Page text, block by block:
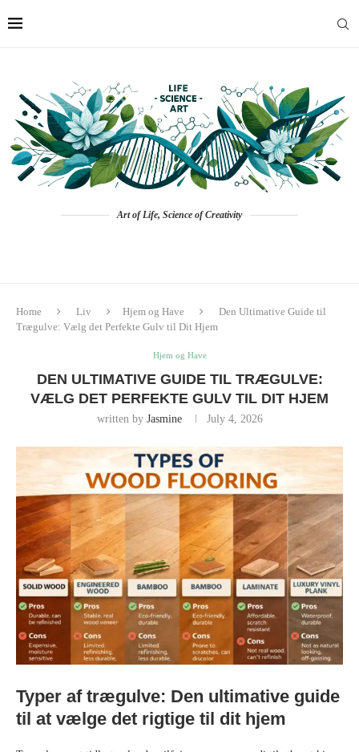
Art of Life, Science of Creativity
Home Liv Hjem og Have
Den Ultimative Guide til
Trægulve: Vælg det Perfekte Gulv til Dit Hjem
Hjem og Have
DEN ULTIMATIVE GUIDE TIL TRÆGULVE:
VÆLG DET PERFEKTE GULV TIL DIT HJEM
written by Jasmine July 4, 2026
Typer af trægulve: Den ultimative guide
til at vælge det rigtige til dit hjem